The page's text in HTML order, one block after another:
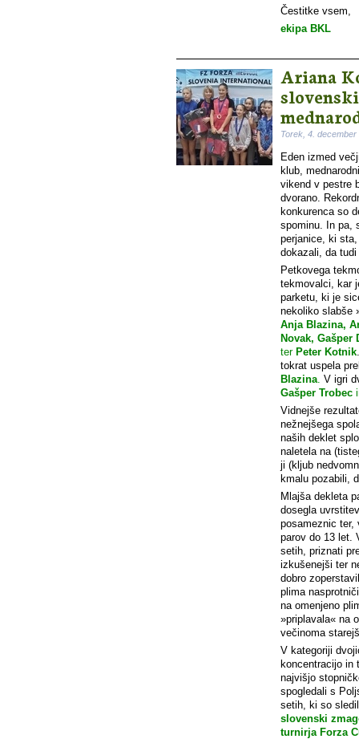
Čestitke vsem,
ekipa BKL
Ariana
Torek, 4. december
Eden izmed
klub,
vikend v pestre
dvorano.
konkurenca so
spominu. In pa,
perjanice, ki
dokazali, da
Petkovega
tekmovalci, kar
parketu, ki je
nekoliko slabše
Anja Blazina,
Novak, Gašper
ter Peter Kotnik
tokrat uspela
Blazina. V igri
Gašper Trobec
Vidnejše
nežnejšega
naših deklet
naletela na
ji (kljub
kmalu pozabili,
Mlajša dekleta
dosegla
posameznic
parov do 13 let.
setih, priznati
izkušenejši ter
dobro
plima
na omenjeno
»priplavala« na
večinoma
V kategoriji
koncentracijo in
najvišjo
spogledali s
setih, ki so
slovenski
turnirja Forza